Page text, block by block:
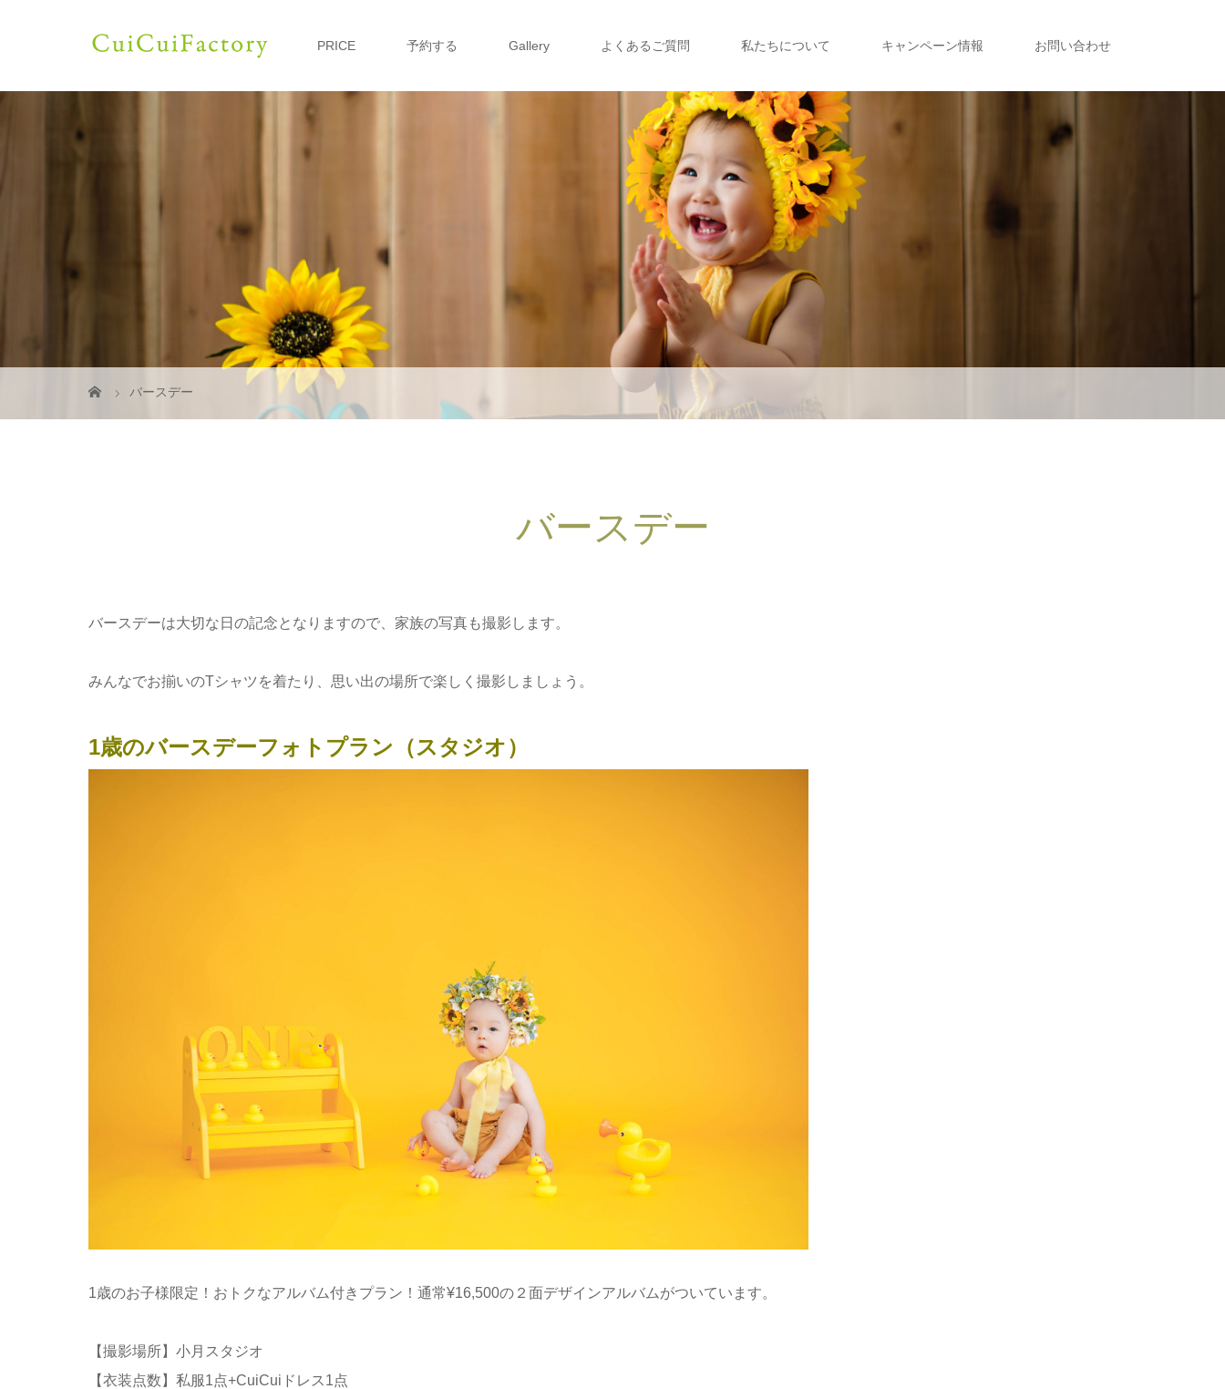
PRICE 予約する Gallery よくあるご質問 私たちについて キャンペーン情報 お問い合わせ
バースデー
バースデー
バースデーは大切な日の記念となりますので、家族の写真も撮影します。
みんなでお揃いのTシャツを着たり、思い出の場所で楽しく撮影しましょう。
1歳のバースデーフォトプラン（スタジオ）
1歳のお子様限定！おトクなアルバム付きプラン！通常¥16,500の２面デザインアルバムがついています。
【撮影場所】小月スタジオ
【衣装点数】私服1点+CuiCuiドレス1点